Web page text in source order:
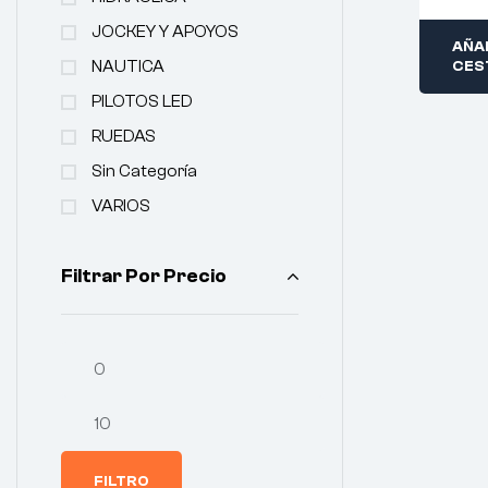
JOCKEY Y APOYOS
NAUTICA
PILOTOS LED
RUEDAS
Sin Categoría
VARIOS
Filtrar Por Precio
FILTRO